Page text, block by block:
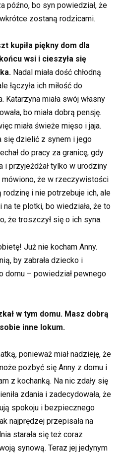
późno, bo syn powiedział, że
zostaną rodzicami.
kupiła piękny dom dla
wsi i cieszyła się
Nadal miała dość chłodną
łączyła ich miłość do
miała swój własny
bo miała dobrą pensję.
miała świeże mięso i jaja.
się dzielić z synem i jego
do pracy za granicę, gdy
i przyjeżdżał tylko w urodziny
że w rzeczywistości
rodzinę i nie potrzebuje ich, ale
na te plotki, bo wiedziała, że ​​to
że troszczył się o ich syna.
Już nie kocham Anny.
by zabrała dziecko i
domu – powiedział pewnego
w tym domu. Masz dobrą
inne lokum.
ponieważ miał nadzieję, że
pozbyć się Anny z domu i
z kochanką. Na nic zdały się
zdania i zadecydowała, że
spokoju i bezpiecznego
najprędzej przepisała na
starała się też coraz
synową. Teraz jej jedynym